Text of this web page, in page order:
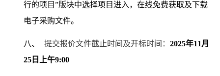
行的项目”版块中选择项目进入，在线免费获取及下载
电子采购文件。
八、 提交报价文件截止时间及开标时间： 2025年11月
25日上午9:00